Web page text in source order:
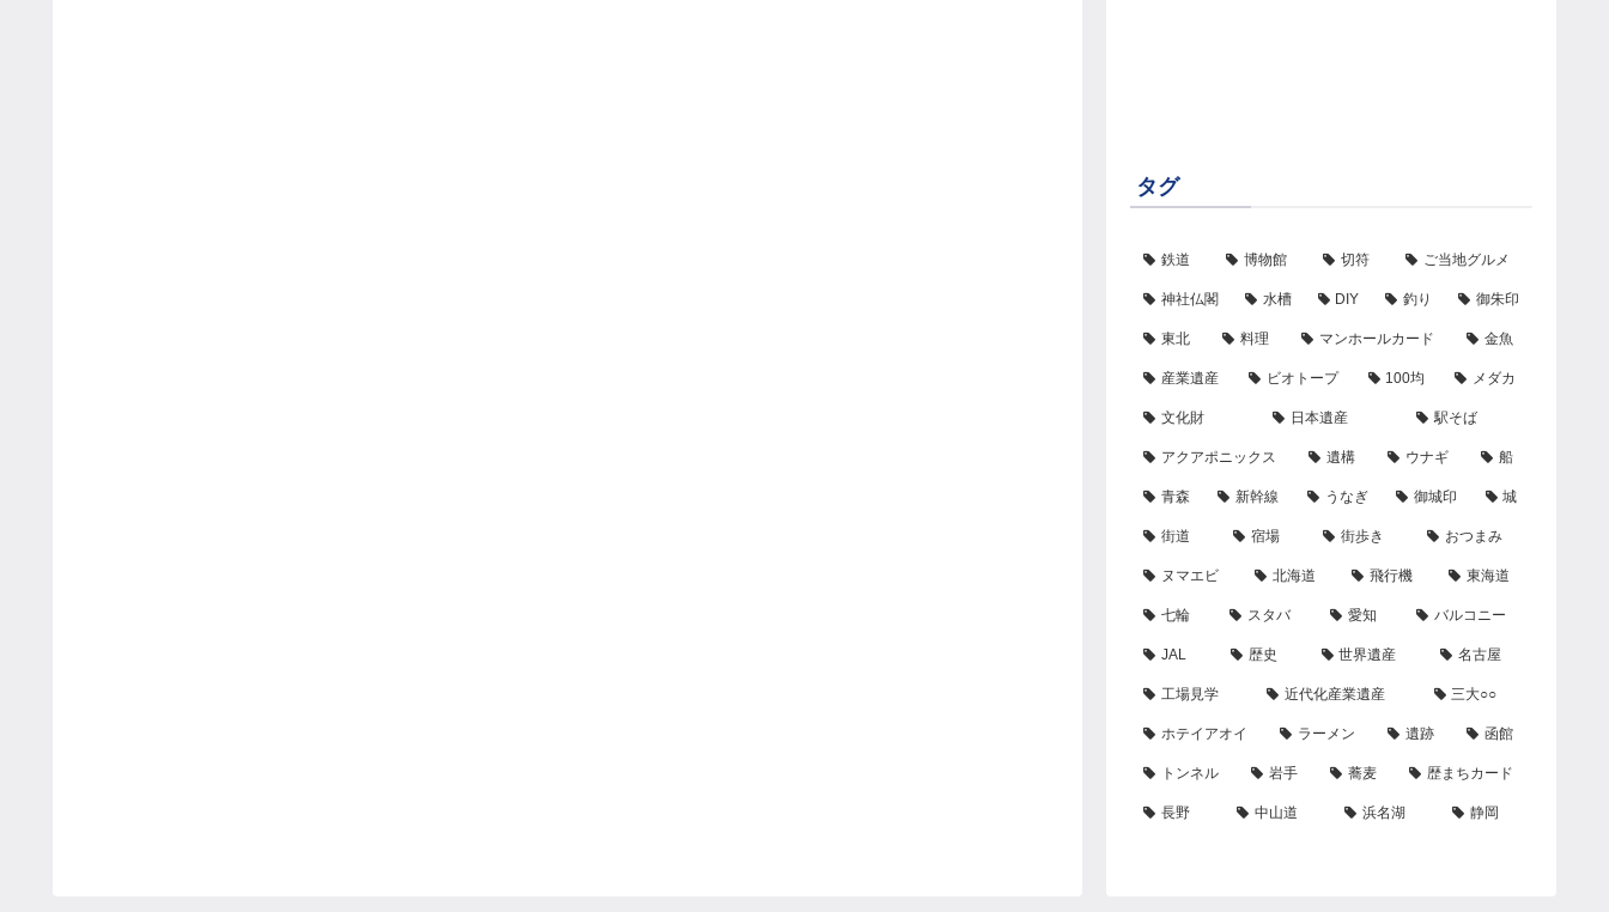
タグ
鉄道 博物館 切符 ご当地グルメ
神社仏閣 水槽 DIY 釣り 御朱印
東北 料理 マンホールカード 金魚
産業遺産 ビオトープ 100均 メダカ
文化財 日本遺産 駅そば
アクアポニックス 遺構 ウナギ 船
青森 新幹線 うなぎ 御城印 城
街道 宿場 街歩き おつまみ
ヌマエビ 北海道 飛行機 東海道
七輪 スタバ 愛知 バルコニー
JAL 歴史 世界遺産 名古屋
工場見学 近代化産業遺産 三大○○
ホテイアオイ ラーメン 遺跡 函館
トンネル 岩手 蕎麦 歴まちカード
長野 中山道 浜名湖 静岡